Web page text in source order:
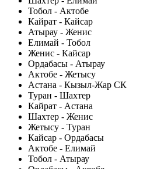
Тобол - Актобе
Кайрат - Кайсар
Атырау - Женис
Елимай - Тобол
Женис - Кайсар
Ордабасы - Атырау
Актобе - Жетысу
Астана - Кызыл-Жар СК
Туран - Шахтер
Кайрат - Астана
Шахтер - Женис
Жетысу - Туран
Кайсар - Ордабасы
Актобе - Елимай
Тобол - Атырау